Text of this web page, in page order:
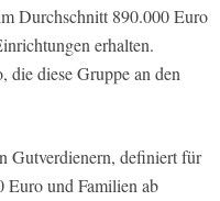
Durchschnitt 890.000 Euro
erhalten.
die diese Gruppe an den
Gutverdienern, definiert für
Euro und Familien ab